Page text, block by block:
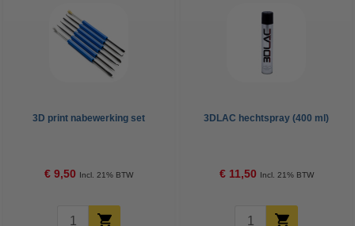
3D print nabewerking set
€ 9,50 Incl. 21% BTW
3DLAC hechtspray (400 ml)
€ 11,50 Incl. 21% BTW